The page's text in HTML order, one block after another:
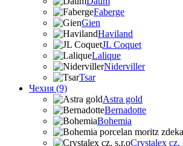
Faberge
Gien
Haviland
JL Coquet
Lalique
Niderviller
Tsar
Чехия (9)
Astra gold
Bernadotte
Bohemia
Crystalex cz,